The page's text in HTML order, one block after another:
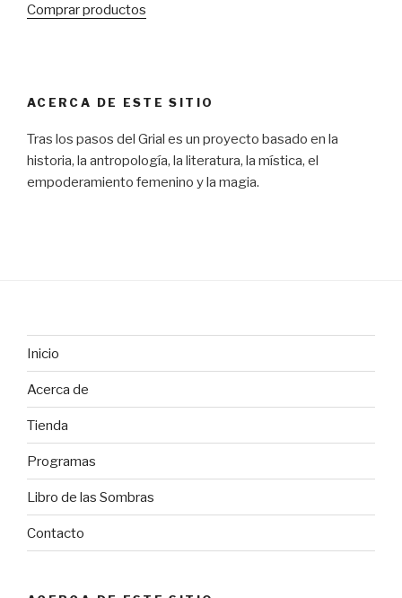
Comprar productos
ACERCA DE ESTE SITIO
Tras los pasos del Grial es un proyecto basado en la
historia, la antropología, la literatura, la mística, el
empoderamiento femenino y la magia.
Inicio
Acerca de
Tienda
Programas
Libro de las Sombras
Contacto